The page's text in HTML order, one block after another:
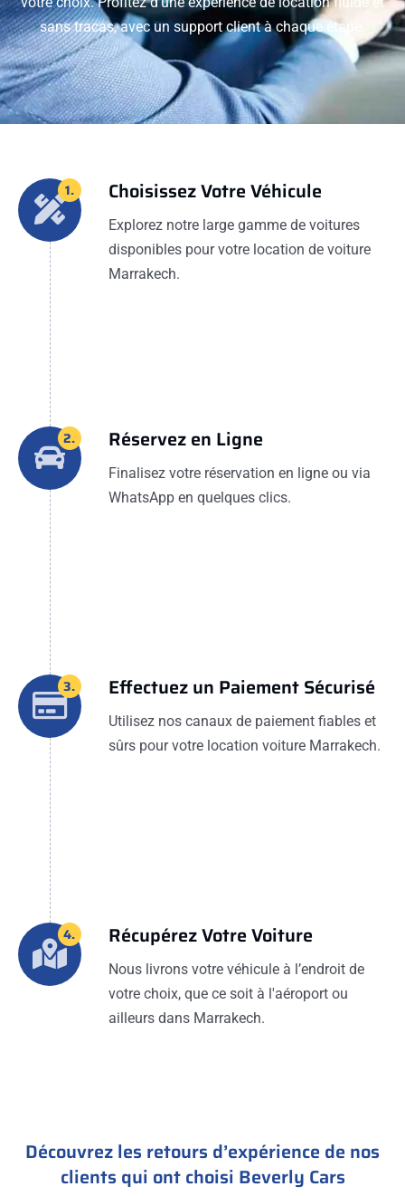
sans tracas, avec un support client à chaque étape.
1. Choisissez Votre Véhicule
Explorez notre large gamme de voitures
disponibles pour votre location de voiture
Marrakech.
2. Réservez en Ligne
Finalisez votre réservation en ligne ou via
WhatsApp en quelques clics.
3. Effectuez un Paiement Sécurisé
Utilisez nos canaux de paiement fiables et
sûrs pour votre location voiture Marrakech.
4. Récupérez Votre Voiture
Nous livrons votre véhicule à l’endroit de
votre choix, que ce soit à l'aéroport ou
ailleurs dans Marrakech.
Découvrez les retours d’expérience de nos
clients qui ont choisi Beverly Cars